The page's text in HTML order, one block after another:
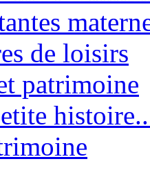
de loisirs
patrimoine